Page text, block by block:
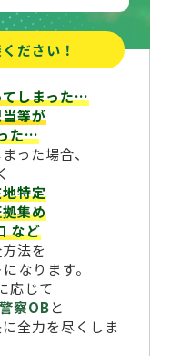
ださい！
てしまった…
等が
た…
った場合、
特定
集め
など
法を
なります。
応じて
察OBと
全力を尽くしま